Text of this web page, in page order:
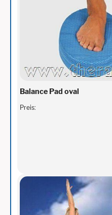
Balance Pad oval
Preis: